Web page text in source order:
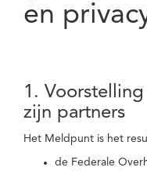
en
1.
zijn partners
Het Meldpunt is het
de Federale